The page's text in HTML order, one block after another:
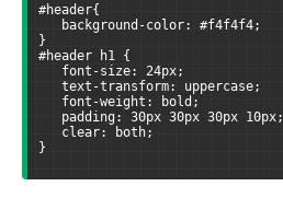
#header{
background-color: #f4f4f4;
}
#header h1 {
font-size: 24px;
text-transform: uppercase;
font-weight: bold;
padding: 30px 30px 30px 10px;
clear: both;
}